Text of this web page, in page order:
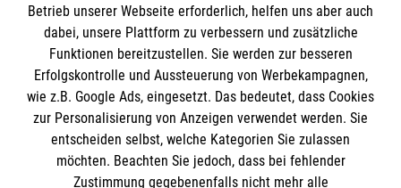
Informationen
Impressum
Datenschutz
Kontakt
Die Malteser
Malteser in Deutschland
Betrieb unserer Webseite erforderlich, helfen uns aber auch
dabei, unsere Plattform zu verbessern und zusätzliche
Funktionen bereitzustellen. Sie werden zur besseren
Erfolgskontrolle und Aussteuerung von Werbekampagnen,
wie z.B. Google Ads, eingesetzt. Das bedeutet, dass Cookies
zur Personalisierung von Anzeigen verwendet werden. Sie
entscheiden selbst, welche Kategorien Sie zulassen
möchten. Beachten Sie jedoch, dass bei fehlender
Zustimmung gegebenenfalls nicht mehr alle